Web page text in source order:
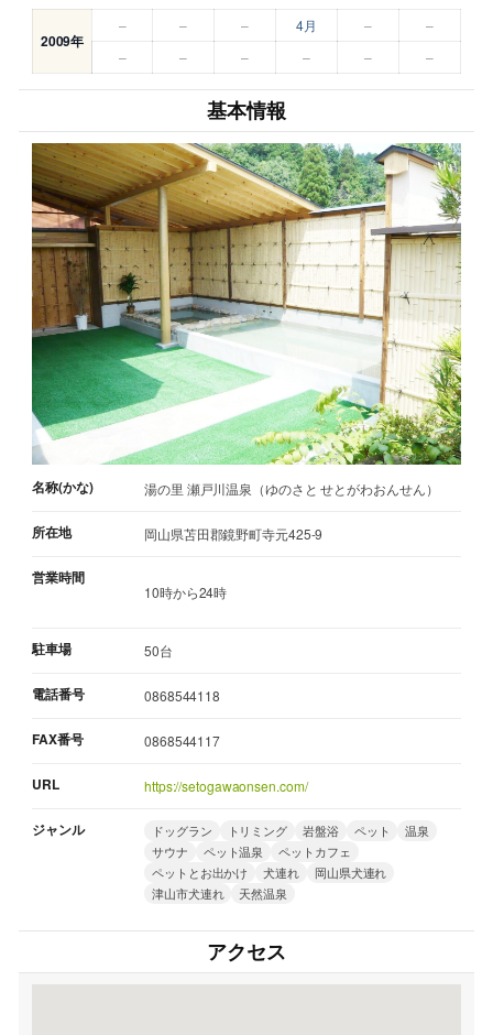
2009年
– – – 4月 –
–
–
– – – – –
基本情報
名称(かな) 湯の里 瀬戸川温泉（ゆのさと せとがわおんせん）
所在地 岡山県苫田郡鏡野町寺元425-9
営業時間
10時から24時
駐車場 50台
電話番号 0868544118
FAX番号 0868544117
URL https://setogawaonsen.com/
ジャンル ドッグラン トリミング 岩盤浴 ペット
温泉
サウナ
ペット温泉
ペットカフェ
ペットとお出かけ
犬連れ
岡山県犬連れ
津山市犬連れ
天然温泉
アクセス